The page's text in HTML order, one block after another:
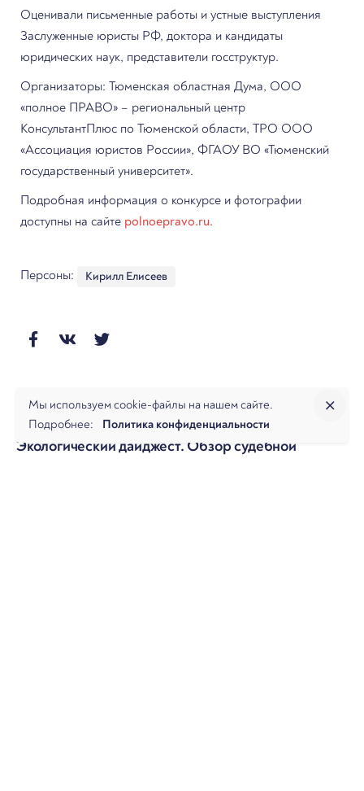
Оценивали письменные работы и устные выступления
Заслуженные юристы РФ, доктора и кандидаты
юридических наук, представители госструктур.
Организаторы: Тюменская областная Дума, ООО
«полное ПРАВО» – региональный центр
КонсультантПлюс по Тюменской области, ТРО ООО
«Ассоциация юристов России», ФГАОУ ВО «Тюменский
государственный университет».
Подробная информация о конкурсе и фотографии
доступны на сайте polnoepravo.ru.
Персоны: Кирилл Елисеев
Далее
Экологический дайджест. Обзор судебной
Мы используем cookie-файлы на нашем сайте.
Подробнее: Политика конфиденциальности